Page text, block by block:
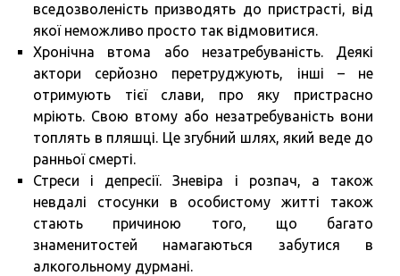
вседозволеність призводять до пристрасті, від
якої неможливо просто так відмовитися.
Хронічна втома або незатребуваність. Деякі
актори серйозно перетруджують, інші – не
отримують тієї слави, про яку пристрасно
мріють. Свою втому або незатребуваність вони
топлять в пляшці. Це згубний шлях, який веде до
ранньої смерті.
Стреси і депресії. Зневіра і розпач, а також
невдалі стосунки в особистому житті також
стають причиною того, що багато
знаменитостей намагаються забутися в
алкогольному дурмані.